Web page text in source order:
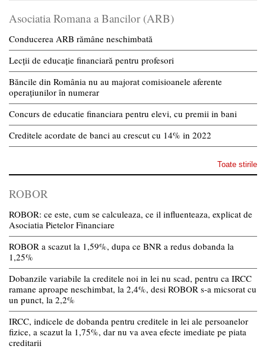
Asociatia Romana a Bancilor (ARB)
Conducerea ARB rămâne neschimbată
Lecții de educație financiară pentru profesori
Băncile din România nu au majorat comisioanele aferente
operațiunilor în numerar
Concurs de educatie financiara pentru elevi, cu premii in bani
Creditele acordate de banci au crescut cu 14% in 2022
Toate stirile
ROBOR
ROBOR: ce este, cum se calculeaza, ce il influenteaza, explicat de
Asociatia Pietelor Financiare
ROBOR a scazut la 1,59%, dupa ce BNR a redus dobanda la
1,25%
Dobanzile variabile la creditele noi in lei nu scad, pentru ca IRCC
ramane aproape neschimbat, la 2,4%, desi ROBOR s-a micsorat cu
un punct, la 2,2%
IRCC, indicele de dobanda pentru creditele in lei ale persoanelor
fizice, a scazut la 1,75%, dar nu va avea efecte imediate pe piata
creditarii